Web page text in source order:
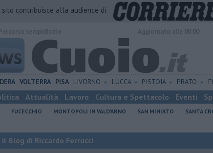
sito contribuisce alla audience di
VOLTERRA PISA LIVORNO LUCCA PISTOIA PRATO
Attualità Lavoro Cultura e Spettacolo Eventi
FUCECCHIO MONTOPOLI IN VALD'ARNO SAN MINIATO SANTA
il Blog di Riccardo Ferrucci